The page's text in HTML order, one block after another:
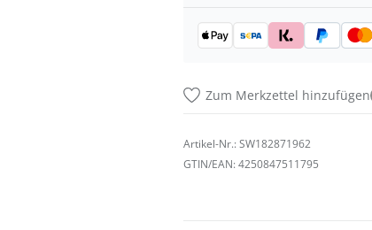
Zum Merkzettel hinzufügen
Artikel-Nr.: SW182871962
GTIN/EAN: 4250847511795